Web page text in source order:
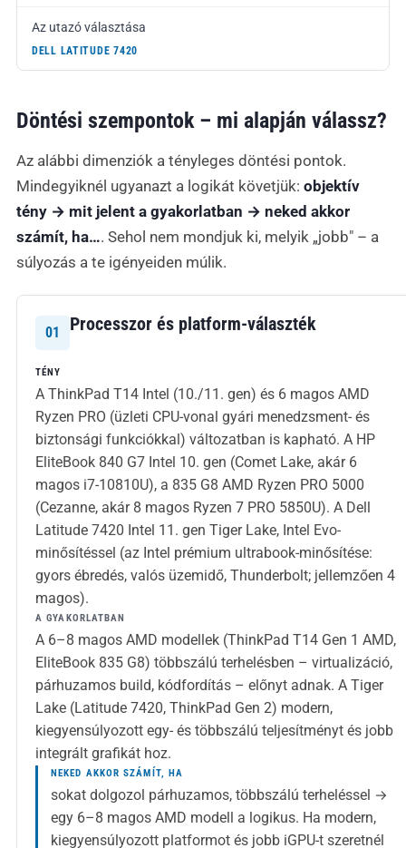
Az utazó választása
DELL LATITUDE 7420
Döntési szempontok – mi alapján válassz?
Az alábbi dimenziók a tényleges döntési pontok.
Mindegyiknél ugyanazt a logikát követjük: objektív
tény → mit jelent a gyakorlatban → neked akkor
számít, ha…. Sehol nem mondjuk ki, melyik „jobb" – a
súlyozás a te igényeiden múlik.
01 Processzor és platform-választék
TÉNY
A ThinkPad T14 Intel (10./11. gen) és 6 magos AMD
Ryzen PRO (üzleti CPU-vonal gyári menedzsment- és
biztonsági funkciókkal) változatban is kapható. A HP
EliteBook 840 G7 Intel 10. gen (Comet Lake, akár 6
magos i7-10810U), a 835 G8 AMD Ryzen PRO 5000
(Cezanne, akár 8 magos Ryzen 7 PRO 5850U). A Dell
Latitude 7420 Intel 11. gen Tiger Lake, Intel Evo-
minősítéssel (az Intel prémium ultrabook-minősítése:
gyors ébredés, valós üzemidő, Thunderbolt; jellemzően 4
magos).
A GYAKORLATBAN
A 6–8 magos AMD modellek (ThinkPad T14 Gen 1 AMD,
EliteBook 835 G8) többszálú terhelésben – virtualizáció,
párhuzamos build, kódfordítás – előnyt adnak. A Tiger
Lake (Latitude 7420, ThinkPad Gen 2) modern,
kiegyensúlyozott egy- és többszálú teljesítményt és jobb
integrált grafikát hoz.
NEKED AKKOR SZÁMÍT, HA
sokat dolgozol párhuzamos, többszálú terheléssel →
egy 6–8 magos AMD modell a logikus. Ha modern,
kiegyensúlyozott platformot és jobb iGPU-t szeretnél